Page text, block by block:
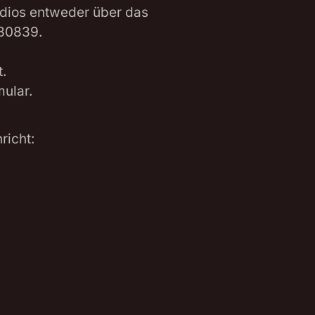
entweder über das